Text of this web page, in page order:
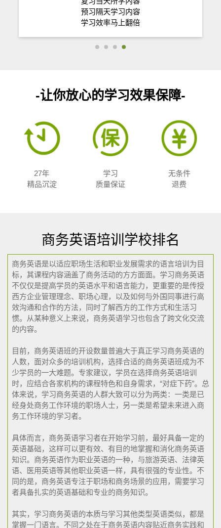
预习隔天学习内容
学习效率马上翻倍
-让你放心的学习效果保障-
27年
精品沉淀
学习
质量保证
无条件
退费
商务英语培训学校排名
商务英语是以适应职场生活和职业发展需求的语言培训为目
标，其课程内容涵盖了商务活动的方方面面。学习商务英语
不仅仅是提高学员的英语水平和语言能力，更重要的是传授
西方企业管理理念、职场心理，以及如何与外国同事进行高
效沟通和合作的方法，同时了解西方的工作方式和生活习
惯。从某种意义上来说，商务英语学习也包含了跨文化交流
的内容。
目前，商务英语班的开设数量普遍大于真正学习商务英语的
人数，面对众多的培训机构，选择合适的商务英语班成为不
少学员的一大难题。专家建议，学员在选择商务英语培训
时，应结合各家机构的课程特色和自身需求，“对症下药”。总
体来说，学习商务英语的人群大致可以分为两类：一类是已
经身处商务工作环境的职场人士，另一类是希望未来进入商
务工作环境的学习者。
具体而言，商务英语学习者在开始学习前，最好具备一定的
英语基础，这样可以更有效、有目的地掌握和消化商务英语
知识。商务英语作为职业英语的一种，与旅游英语、法律英
语、医用英语等其他职业英语一样，具有很强的专业性。不
同的是，商务英语专注于职场和商务场景的应用，需要学习
者具备扎实的英语基础和专业的商务知识。
其实，学习商务英语的本质与学习其他类型英语类似，都是
掌握一门语言。不同之处在于商务英语内容贴近商务实践和